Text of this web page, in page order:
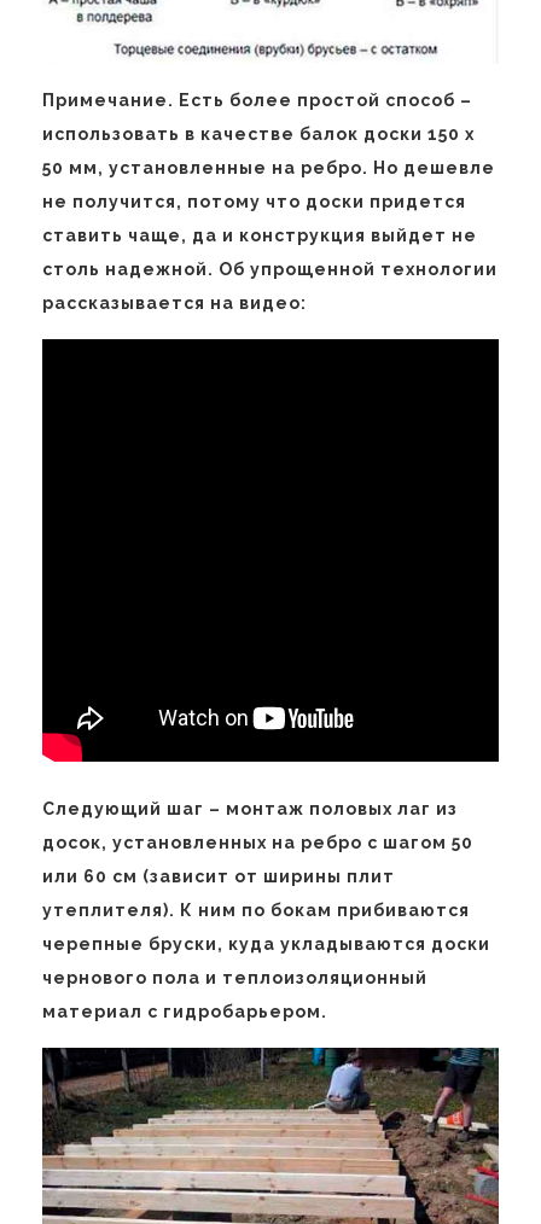
Примечание. Есть более простой способ –
использовать в качестве балок доски 150 х
50 мм, установленные на ребро. Но дешевле
не получится, потому что доски придется
ставить чаще, да и конструкция выйдет не
столь надежной. Об упрощенной технологии
рассказывается на видео:
Следующий шаг – монтаж половых лаг из
досок, установленных на ребро с шагом 50
или 60 см (зависит от ширины плит
утеплителя). К ним по бокам прибиваются
черепные бруски, куда укладываются доски
чернового пола и теплоизоляционный
материал с гидробарьером.